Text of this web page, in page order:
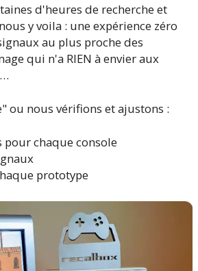
d'heures de recherche et
y voila : une expérience zéro
au plus proche des
qui n'a RIEN à envier aux
ou nous vérifions et ajustons :
pour chaque console
prototype